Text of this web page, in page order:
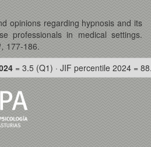
opinions regarding hypnosis and its
professionals in medical settings.
177-186.
= 3.5 (Q1) · JIF percentile 2024 =